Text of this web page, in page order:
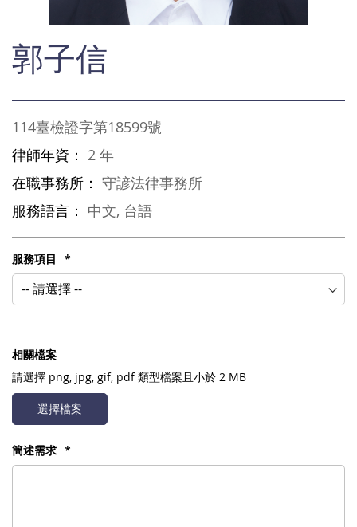
to
the
beginning
images
郭子信
114臺檢證字第18599號
律師年資： 2 年
在職事務所： 守諺法律事務所
服務語言： 中文, 台語
服務項目
相關檔案
請選擇 png, jpg, gif, pdf類型檔案且小於 2 MB
選擇檔案
簡述需求